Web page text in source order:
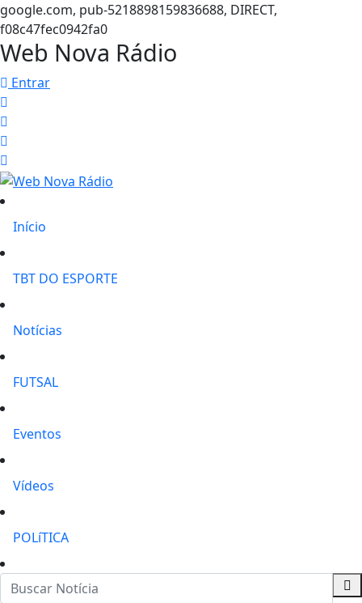
google.com, pub-5218898159836688, DIRECT,
f08c47fec0942fa0
Web Nova Rádio
Entrar
Início
TBT DO ESPORTE
Notícias
FUTSAL
Eventos
Vídeos
POLíTICA